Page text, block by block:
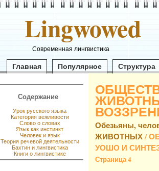
Lingwowed
Современная лингвистика
Главная Популярное Структура
Содержание
Урок русского языка
Категория вежливости
Слово о словах
Язык как инстинкт
Человек и язык
Теория речевой деятельности
Бахтин и лингвистика
Книги о лингвистике
Обезьяны,
ЖИВОТНЫХ/
УОШО И
Страница 4